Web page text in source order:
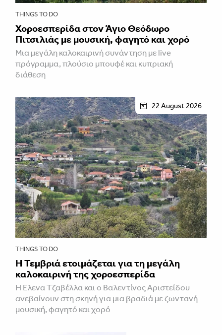
THINGS TO DO
Χοροεσπερίδα στον Άγιο Θεόδωρο
Πιτσιλιάς με μουσική, φαγητό και χορό
Μια μεγάλη καλοκαιρινή συνάντηση με live
πρόγραμμα, πλούσιο μπουφέ και κυπριακή
διάθεση
22 August 2026
THINGS TO DO
Η Τεμβριά ετοιμάζεται για τη μεγάλη
καλοκαιρινή της χοροεσπερίδα
Η Έλενα Τζαβέλλα και ο Βαλεντίνος Αριστείδου
ανεβαίνουν στη σκηνή για μια βραδιά με ζωντανή
μουσική, φαγητό και χορό